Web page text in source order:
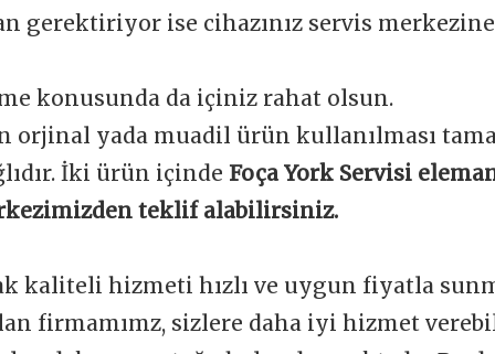
gerektiriyor ise cihazınız servis merkezine
konusunda da içiniz rahat olsun.
orjinal yada muadil ürün kullanılması
İki ürün içinde Foça York Servisi
teklif alabilirsiniz.
kaliteli hizmeti hızlı ve uygun fiyatla
firmamımz, sizlere daha iyi hizmet